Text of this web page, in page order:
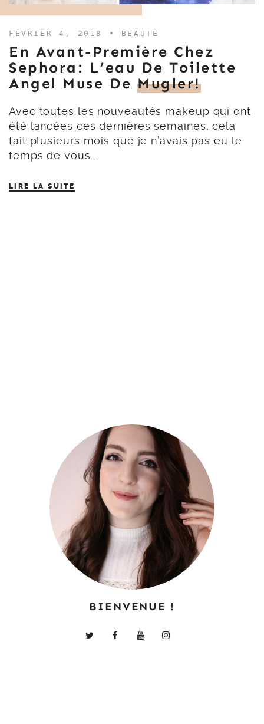
FÉVRIER 4, 2018 • BEAUTE
En Avant-Première Chez
Sephora: L’eau De Toilette
Angel Muse De Mugler!
Avec toutes les nouveautés makeup qui ont
été lancées ces dernières semaines, cela
fait plusieurs mois que je n’avais pas eu le
temps de vous…
LIRE LA SUITE
BIENVENUE !